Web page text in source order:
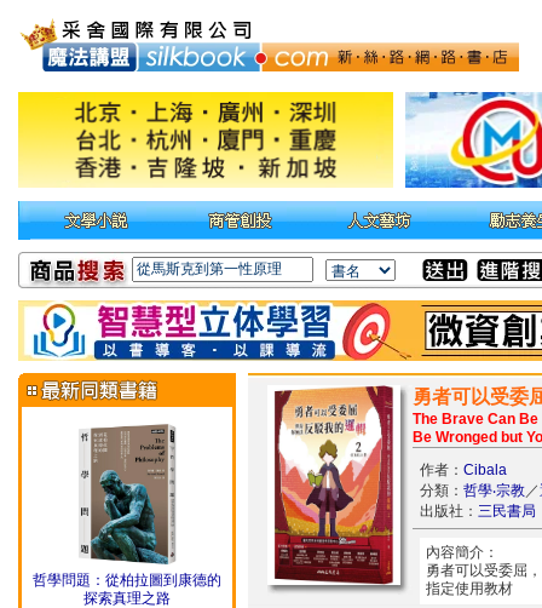
哲學問題：從柏拉圖到康德的
探索真理之路
勇者可以受委
The Brave Can
Be Wronged but
作者： Cibala
分類： 哲學‧宗教／
出版社： 三民書局
內容簡介：
勇者可以受委
指定使用教材